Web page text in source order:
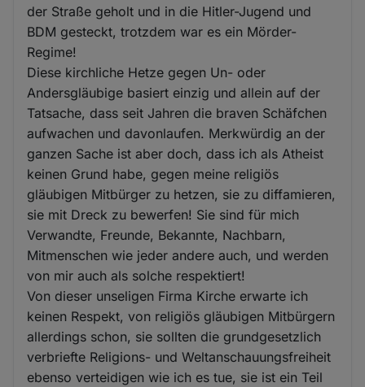
der Straße geholt und in die Hitler-Jugend und
BDM gesteckt, trotzdem war es ein Mörder-
Regime!
Diese kirchliche Hetze gegen Un- oder
Andersgläubige basiert einzig und allein auf der
Tatsache, dass seit Jahren die braven Schäfchen
aufwachen und davonlaufen. Merkwürdig an der
ganzen Sache ist aber doch, dass ich als Atheist
keinen Grund habe, gegen meine religiös
gläubigen Mitbürger zu hetzen, sie zu diffamieren,
sie mit Dreck zu bewerfen! Sie sind für mich
Verwandte, Freunde, Bekannte, Nachbarn,
Mitmenschen wie jeder andere auch, und werden
von mir auch als solche respektiert!
Von dieser unseligen Firma Kirche erwarte ich
keinen Respekt, von religiös gläubigen Mitbürgern
allerdings schon, sie sollten die grundgesetzlich
verbriefte Religions- und Weltanschauungsfreiheit
ebenso verteidigen wie ich es tue, sie ist ein Teil